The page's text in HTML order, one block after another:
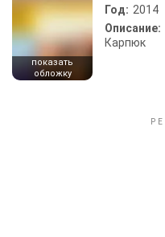
показать
обложку
Год: 2014
Описание:
Карпюк